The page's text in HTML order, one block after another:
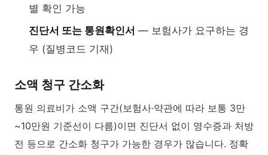
별 확인 가능
진단서 또는 통원확인서 — 보험사가 요구하는 경
우 (질병코드 기재)
소액 청구 간소화
통원 의료비가 소액 구간(보험사·약관에 따라 보통 3만
~10만원 기준선이 다름)이면 진단서 없이 영수증과 처방
전 등으로 간소화 청구가 가능한 경우가 많습니다. 정확